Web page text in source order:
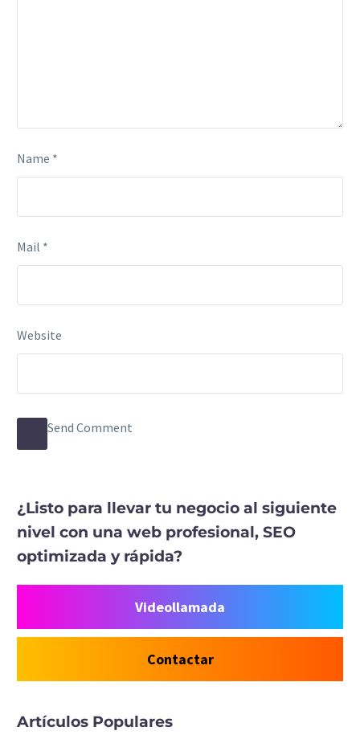
Name *
Mail *
Website
Send Comment
¿Listo para llevar tu negocio al siguiente
nivel con una web profesional, SEO
optimizada y rápida?
Videollamada
Contactar
Artículos Populares